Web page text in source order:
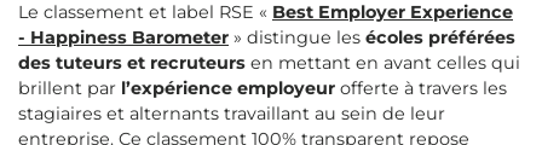
Le classement et label RSE « Best Employer Experience
- Happiness Barometer » distingue les écoles préférées
des tuteurs et recruteurs en mettant en avant celles qui
brillent par l’expérience employeur offerte à travers les
stagiaires et alternants travaillant au sein de leur
entreprise. Ce classement 100% transparent repose